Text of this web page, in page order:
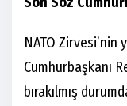
NATO Zirvesi’nin
Cumhurbaşkanı
bırakılmış